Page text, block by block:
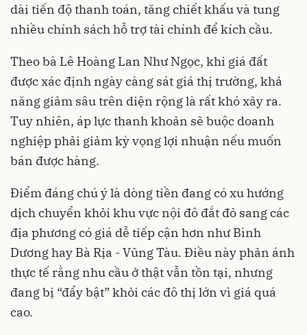
dài tiến độ thanh toán, tăng chiết khấu và tung
nhiều chính sách hỗ trợ tài chính để kích cầu.
Theo bà Lê Hoàng Lan Như Ngọc, khi giá đất
được xác định ngày càng sát giá thị trường, khả
năng giảm sâu trên diện rộng là rất khó xảy ra.
Tuy nhiên, áp lực thanh khoản sẽ buộc doanh
nghiệp phải giảm kỳ vọng lợi nhuận nếu muốn
bán được hàng.
Điểm đáng chú ý là dòng tiền đang có xu hướng
dịch chuyển khỏi khu vực nội đô đắt đỏ sang các
địa phương có giá dễ tiếp cận hơn như Bình
Dương hay Bà Rịa - Vũng Tàu. Điều này phản ánh
thực tế rằng nhu cầu ở thật vẫn tồn tại, nhưng
đang bị “đẩy bật” khỏi các đô thị lớn vì giá quá
cao.